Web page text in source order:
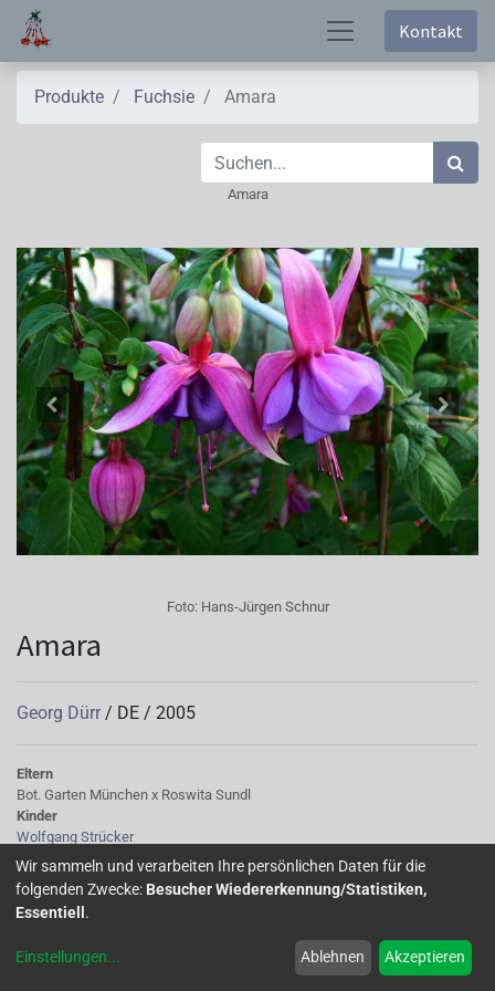
Kontakt
Produkte Fuchsie Amara
Amara
Foto: Hans-Jürgen Schnur
Amara
Georg Dürr / DE / 2005
Eltern
Bot. Garten München x Roswita Sundl
Kinder
Wolfgang Strücker
Tubus
lilarot
Sepalen
lilarot (RHS 63 B)
hellilapurpur (RHS N 74 D)
Wir sammeln und verarbeiten Ihre persönlichen Daten für die
folgenden Zwecke: Besucher Wiedererkennung/Statistiken,
Essentiell .
Einstellungen... Ablehnen Akzeptieren